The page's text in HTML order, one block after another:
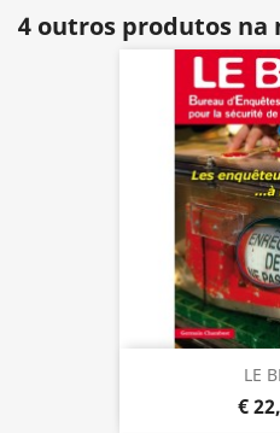
4 outros produtos na
LE
€